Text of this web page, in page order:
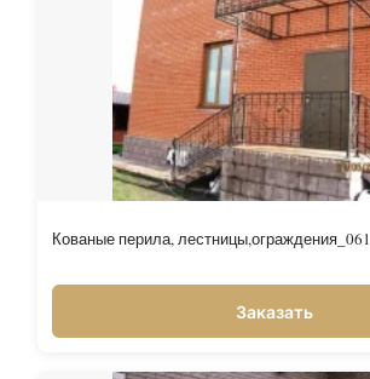
Кованые перила, лестницы,ограждения_061
Заказать